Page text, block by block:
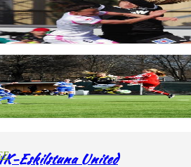
Bunkeflo – QBIK
2013, 21:10
FC Malmö – Mallbackens IF
2013, 20:54
Eskilstuna United